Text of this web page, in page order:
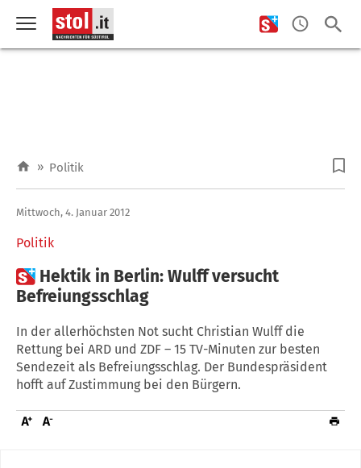
» Politik
Politik
Mittwoch, 4. Januar 2012
 Hektik in Berlin: Wulff versucht
Befreiungsschlag
In der allerhöchsten Not sucht Christian Wulff die
Rettung bei ARD und ZDF – 15 TV-Minuten zur besten
Sendezeit als Befreiungsschlag. Der Bundespräsident
hofft auf Zustimmung bei den Bürgern.